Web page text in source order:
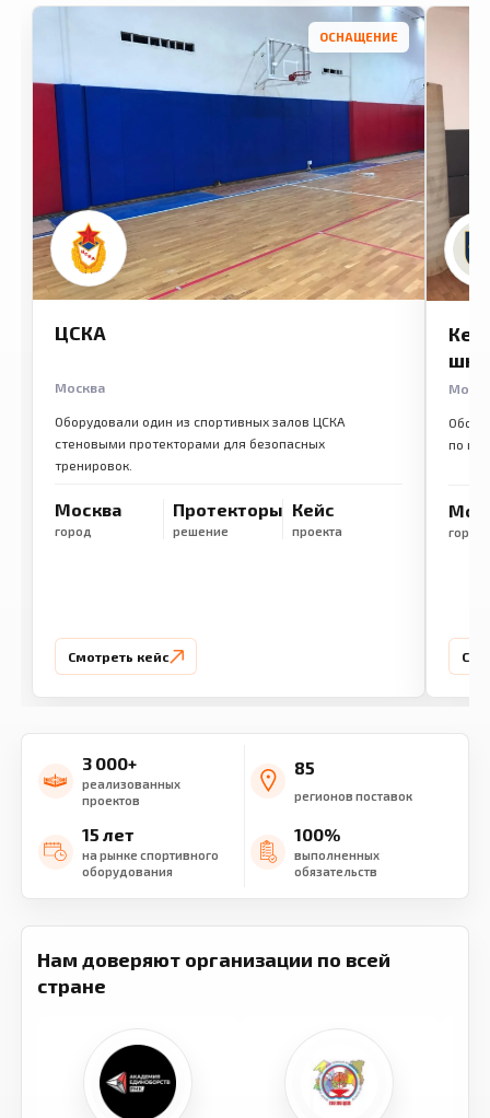
ОСНАЩЕНИЕ
ЦСКА
Москва
Оборудовали один из спортивных залов ЦСКА
стеновыми протекторами для безопасных
тренировок.
Москва
город
Протекторы
решение
Кейс
проекта
Смотреть кейс
по
город
3 000+
реализованных
проектов
85
регионов поставок
15 лет
на рынке спортивного
оборудования
100%
выполненных
обязательств
Нам доверяют организации по всей
стране